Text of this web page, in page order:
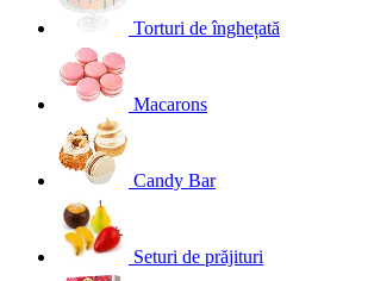
Torturi de înghețată
Macarons
Candy Bar
Seturi de prăjituri